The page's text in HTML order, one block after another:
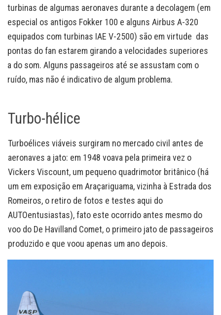
turbinas de algumas aeronaves durante a decolagem (em
especial os antigos Fokker 100 e alguns Airbus A-320
equipados com turbinas IAE V-2500) são em virtude das
pontas do fan estarem girando a velocidades superiores
a do som. Alguns passageiros até se assustam com o
ruído, mas não é indicativo de algum problema.
Turbo-hélice
Turboélices viáveis surgiram no mercado civil antes de
aeronaves a jato: em 1948 voava pela primeira vez o
Vickers Viscount, um pequeno quadrimotor britânico (há
um em exposição em Araçariguama, vizinha à Estrada dos
Romeiros, o retiro de fotos e testes aqui do
AUTOentusiastas), fato este ocorrido antes mesmo do
voo do De Havilland Comet, o primeiro jato de passageiros
produzido e que voou apenas um ano depois.